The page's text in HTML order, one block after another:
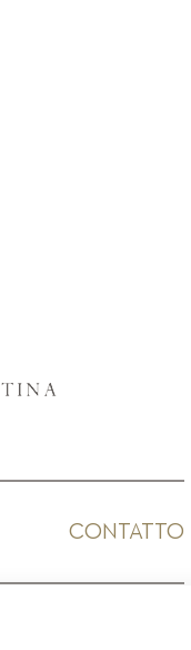
CONTATTO